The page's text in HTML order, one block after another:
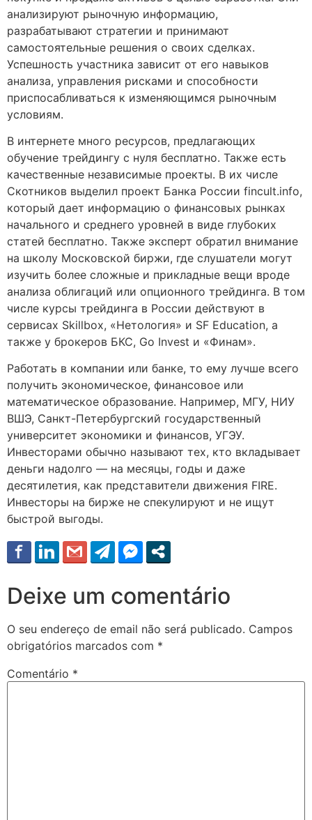
анализируют рыночную информацию,
разрабатывают стратегии и принимают
самостоятельные решения о своих сделках.
Успешность участника зависит от его навыков
анализа, управления рисками и способности
приспосабливаться к изменяющимся рыночным
условиям.
В интернете много ресурсов, предлагающих
обучение трейдингу с нуля бесплатно. Также есть
качественные независимые проекты. В их числе
Скотников выделил проект Банка России fincult.info,
который дает информацию о финансовых рынках
начального и среднего уровней в виде глубоких
статей бесплатно. Также эксперт обратил внимание
на школу Московской биржи, где слушатели могут
изучить более сложные и прикладные вещи вроде
анализа облигаций или опционного трейдинга. В том
числе курсы трейдинга в России действуют в
сервисах Skillbox, «Нетология» и SF Education, а
также у брокеров БКС, Go Invest и «Финам».
Работать в компании или банке, то ему лучше всего
получить экономическое, финансовое или
математическое образование. Например, МГУ, НИУ
ВШЭ, Санкт-Петербургский государственный
университет экономики и финансов, УГЭУ.
Инвесторами обычно называют тех, кто вкладывает
деньги надолго — на месяцы, годы и даже
десятилетия, как представители движения FIRE.
Инвесторы на бирже не спекулируют и не ищут
быстрой выгоды.
Deixe um comentário
O seu endereço de email não será publicado. Campos
obrigatórios marcados com *
Comentário *